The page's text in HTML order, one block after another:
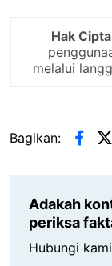
Hak
melalui
Bagikan:
Adakah
periksa
Hubungi kami